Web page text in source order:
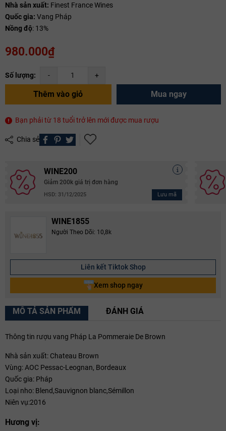
Nhà sản xuất: Finest France Wines
Quốc gia: Vang Pháp
Nồng độ: 13%
980.000₫
Số lượng: - +
Thêm vào giỏ Mua ngay
Bạn phải từ 18 tuổi trở lên mới được mua rượu
Chia sẻ
WINE200
Giảm 200k giá trị đơn hàng
HSD: 31/12/2025 Lưu mã
Điều kiện:
Copy mã và nhập mã ở trang
WINE1855
Người Theo Dõi: 10,8k
Liên kết Tiktok Shop
Xem shop ngay
MÔ TẢ SẢN PHẨM ĐÁNH GIÁ
Thông tin rượu vang Pháp La Pommeraie De Brown
Nhà sản xuất: Chateau Brown
Vùng: AOC Pessac-Leognan, Bordeaux
Quốc gia: Pháp
Loại nho: Blend,Sauvignon blanc,Sémillon
Niên vụ:2016
Hương vị: